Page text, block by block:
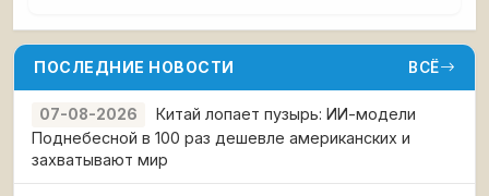
ПОСЛЕДНИЕ НОВОСТИ ВСЁ
07-08-2026
Китай лопает пузырь: ИИ-модели
Поднебесной в 100 раз дешевле американских и
захватывают мир